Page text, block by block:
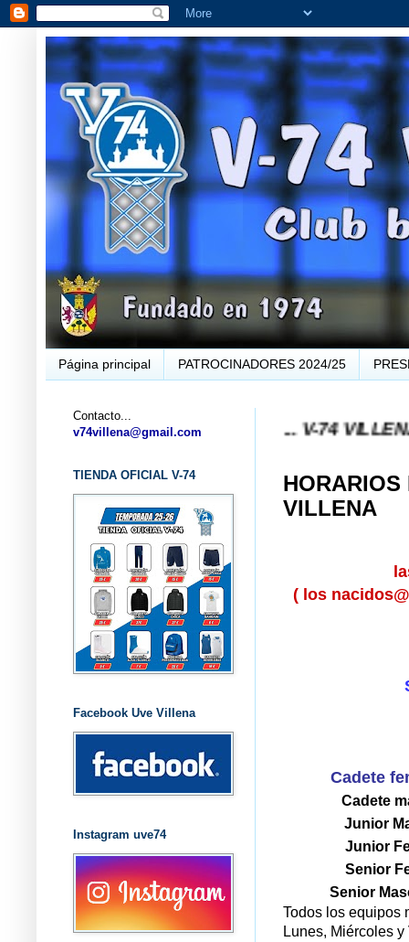
Página principal PATROCINADORES 2024/25
VILLENA (ALICANTE) ... V-74 VILLENA
HORARIOS
VILLENA
( los
Cadete
Cadete
Junior
Junior
Senior
Senior
Todos los equipos
Lunes, Miércoles
Contacto...
v74villena@gmail.com
TIENDA OFICIAL V-74
Facebook Uve Villena
Instagram uve74